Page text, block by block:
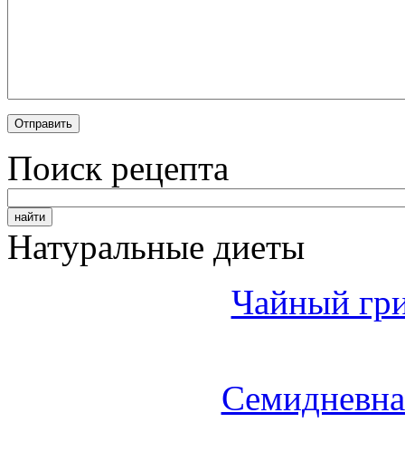
Поиск рецепта
Натуральные диеты
Чайный